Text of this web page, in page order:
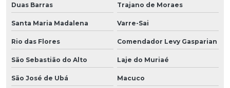
Duas Barras Trajano de Moraes
Santa Maria Madalena Varre-Sai
Rio das Flores Comendador Levy Gasparian
São Sebastião do Alto Laje do Muriaé
São José de Ubá
Macuco